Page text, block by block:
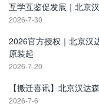
互学互鉴促发展｜北京
2026-7-30
2026官方授权｜北京汉
原装起
2026-7-20
【搬迁喜讯】北京汉达
2026-7-6